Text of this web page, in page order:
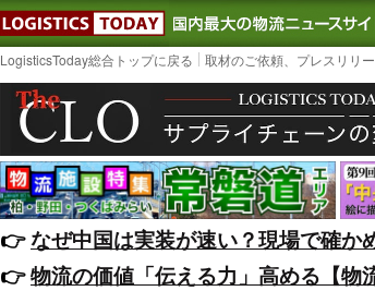
LOGISTICS TODAY｜国
LogisticsToday総合トップに戻る 取材のご依頼、プレスリリ
👉️なぜ中国は実装が速い？現場で確か
👉️物流の価値「伝える力」高める【物